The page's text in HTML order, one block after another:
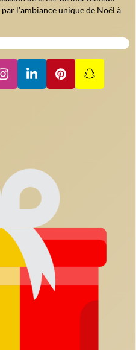
l'ambiance unique de Noël à